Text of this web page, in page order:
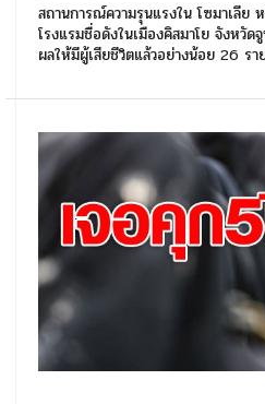
สถานการณ์ความรุนแรงใน โซมาเลีย
โรงแรมชื่อดังในเมืองคิสมาโย จังหวัด
ผลให้มีผู้เสียชีวิตแล้วอย่างน้อย 26 รา